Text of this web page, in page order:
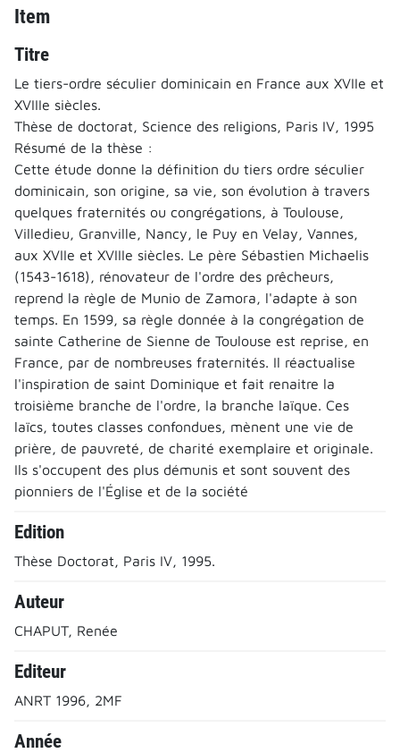
Item
Titre
Le tiers-ordre séculier dominicain en France aux XVIIe et
XVIIIe siècles.
Thèse de doctorat, Science des religions, Paris IV, 1995
Résumé de la thèse :
Cette étude donne la définition du tiers ordre séculier
dominicain, son origine, sa vie, son évolution à travers
quelques fraternités ou congrégations, à Toulouse,
Villedieu, Granville, Nancy, le Puy en Velay, Vannes,
aux XVIIe et XVIIIe siècles. Le père Sébastien Michaelis
(1543-1618), rénovateur de l'ordre des prêcheurs,
reprend la règle de Munio de Zamora, l'adapte à son
temps. En 1599, sa règle donnée à la congrégation de
sainte Catherine de Sienne de Toulouse est reprise, en
France, par de nombreuses fraternités. Il réactualise
l'inspiration de saint Dominique et fait renaitre la
troisième branche de l'ordre, la branche laïque. Ces
laïcs, toutes classes confondues, mènent une vie de
prière, de pauvreté, de charité exemplaire et originale.
Ils s'occupent des plus démunis et sont souvent des
pionniers de l'Église et de la société
Edition
Thèse Doctorat, Paris IV, 1995.
Auteur
CHAPUT, Renée
Editeur
ANRT 1996, 2MF
Année